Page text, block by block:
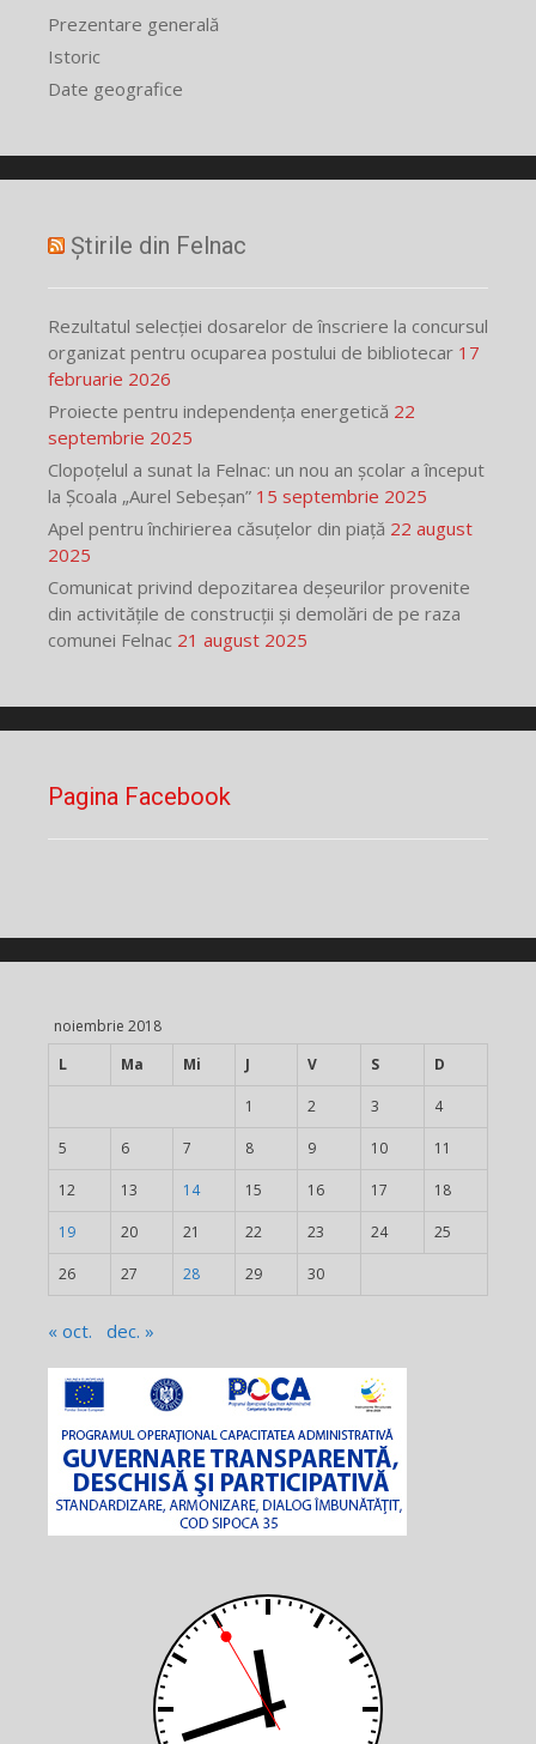
Prezentare generală
Istoric
Date geografice
Știrile din Felnac
Rezultatul selecției dosarelor de înscriere la concursul
organizat pentru ocuparea postului de bibliotecar 17
februarie 2026
Proiecte pentru independența energetică 22
septembrie 2025
Clopoțelul a sunat la Felnac: un nou an școlar a început
la Școala „Aurel Sebeșan” 15 septembrie 2025
Apel pentru închirierea căsuțelor din piață 22 august
2025
Comunicat privind depozitarea deșeurilor provenite
din activitățile de construcții și demolări de pe raza
comunei Felnac 21 august 2025
Pagina Facebook
noiembrie 2018
L
Ma Mi J V S D
1 2 3 4
5 6 7 8 9 10 11
12 13 14 15 16 17 18
19 20 21 22 23 24 25
26 27 28 29 30
« oct. dec. »